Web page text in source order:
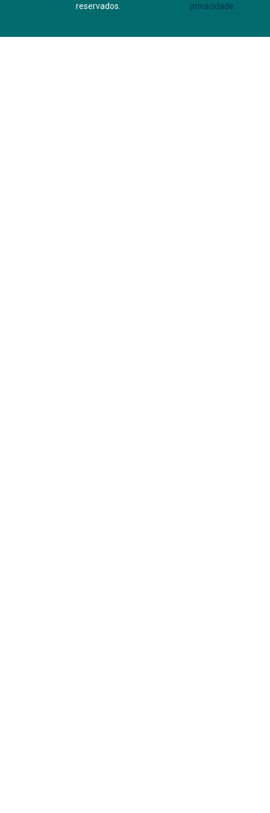
reservados.
privacidade.